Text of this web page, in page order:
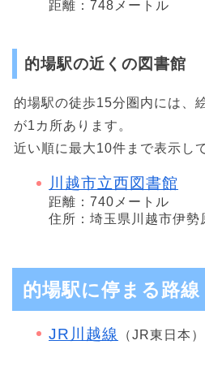
距離：748メートル
的場駅の近くの図書館
的場駅の徒歩15分圏内には、
が1カ所あります。
近い順に最大10件まで表示し
川越市立西図書館
距離：740メートル
住所：埼玉県川越市伊勢
的場駅に停まる路線
JR川越線 （JR東日本）